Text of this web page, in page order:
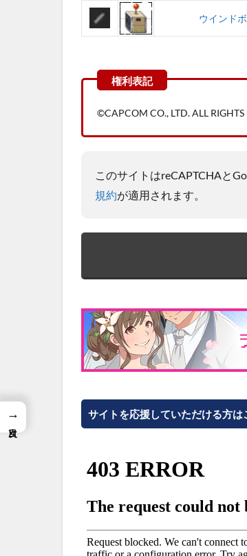
ウインド
©CAPCOM CO., LTD. ALL RIGHTS
このサイトはreCAPTCHAと
規約が適用されます。
サイトを応援していただける方は
→